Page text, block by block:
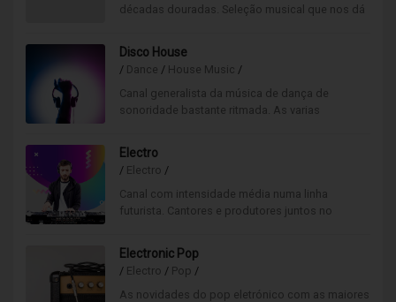
décadas douradas. Seleção musical que nos dá
viajar no tempo…
Disco House
/ Dance / House Music /
Canal generalista da música de dança de
sonoridade bastante ritmada. As varias
em inglês.
Electro
/ Electro /
Canal com intensidade média numa linha
futurista. Cantores e produtores juntos no
novas tendências.
Electronic Pop
/ Electro / Pop /
As novidades do pop eletrónico com as maiores